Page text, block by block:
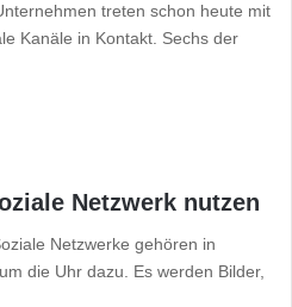
treten schon heute mit
Kanäle in Kontakt. Sechs der
Netzwerk nutzen
Netzwerke gehören in
die Uhr dazu. Es werden Bilder,